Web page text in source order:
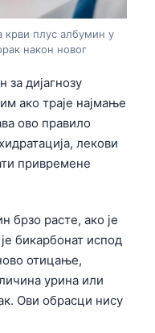
крви плус албумин у
након новог
за дијагнозу
ако траје најмање
ово правило
лекови
привремене
брзо расте, ако је
бикарбонат испод
отицање,
урина или
Ови обрасци нису